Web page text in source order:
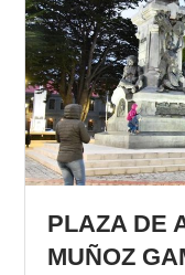
PLAZA DE
MUÑOZ